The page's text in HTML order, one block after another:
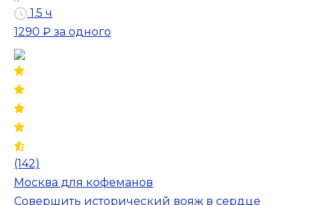
1.5 ч
1290 ₽ за одного
(142)
Москва для кофеманов
Совершить исторический вояж в сердце